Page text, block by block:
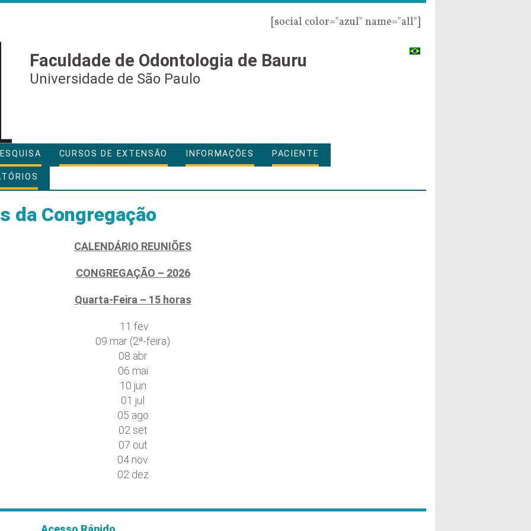
[social color="azul" name="all"]
Faculdade de Odontologia de Bauru
Universidade de São Paulo
CURSOS DE EXTENSÃO INFORMAÇÕES PACIENTE
da Congregação
CALENDÁRIO REUNIÕES
CONGREGAÇÃO – 2026
Quarta-Feira – 15 horas
11 fev
09 mar (2ª-feira)
08 abr
06 mai
10 jun
01 jul
05 ago
02 set
07 out
04 nov
02 dez